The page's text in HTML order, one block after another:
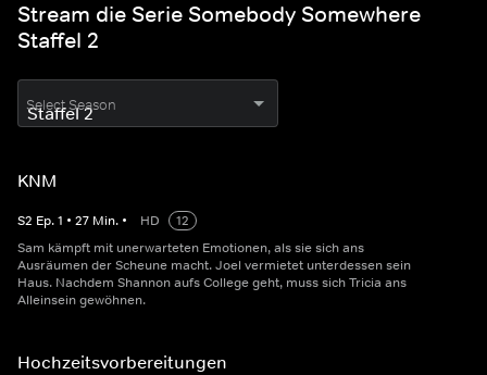
Stream die Serie Somebody Somewhere
Staffel 2
Select Season
KNM
S2 Ep.1 • 27 Min. • HD
12
Sam kämpft mit unerwarteten Emotionen, als sie sich ans
Ausräumen der Scheune macht. Joel vermietet unterdessen sein
Haus. Nachdem Shannon aufs College geht, muss sich Tricia ans
Alleinsein gewöhnen.
Hochzeitsvorbereitungen